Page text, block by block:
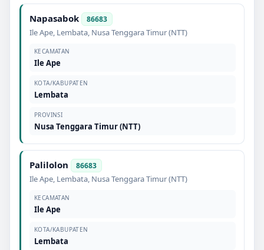
Napasabok 86683
Ile Ape, Lembata, Nusa Tenggara Timur (NTT)
KECAMATAN
Ile Ape
KOTA/KABUPATEN
Lembata
PROVINSI
Nusa Tenggara Timur (NTT)
Palilolon 86683
Ile Ape, Lembata, Nusa Tenggara Timur (NTT)
KECAMATAN
Ile Ape
KOTA/KABUPATEN
Lembata